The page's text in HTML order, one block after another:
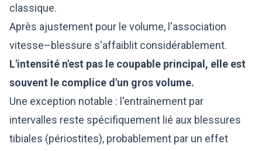
classique.
Après ajustement pour le volume, l'association
vitesse–blessure s'affaiblit considérablement.
L'intensité n'est pas le coupable principal, elle est
souvent le complice d'un gros volume.
Une exception notable : l'entraînement par
intervalles reste spécifiquement lié aux blessures
tibiales (périostites), probablement par un effet